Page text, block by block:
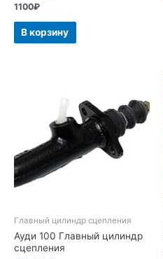
Оценка
из
1100₽
В корзину
Главный цилиндр сцепления
Ауди 100 Главный цилиндр
сцепления